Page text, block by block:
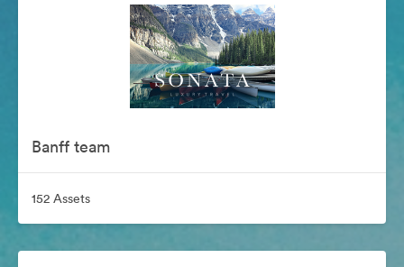
Banff team
152 Assets